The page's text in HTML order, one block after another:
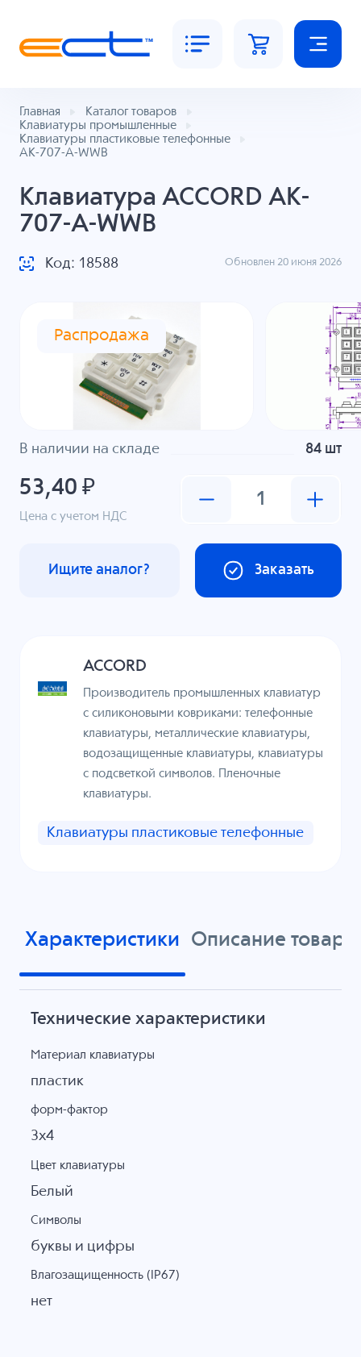
Главная
Каталог товаров
Клавиатуры промышленные
Клавиатуры пластиковые телефонные
AK-707-A-WWB
Клавиатура ACCORD AK-
707-A-WWB
Код: 18588 Обновлен 20 июня 2026
Распродажа
В наличии на складе 84 шт
53,40 ₽
Цена с учетом НДС
Заказать
Ищите аналог?
ACCORD
Производитель промышленных клавиатур
с силиконовыми ковриками: телефонные
клавиатуры, металлические клавиатуры,
водозащищенные клавиатуры, клавиатуры
с подсветкой символов. Пленочные
клавиатуры.
Клавиатуры пластиковые телефонные
Характеристики Описание товара
Технические характеристики
Материал клавиатуры
пластик
форм-фактор
3х4
Цвет клавиатуры
Белый
Символы
буквы и цифры
Влагозащищенность (IP67)
нет